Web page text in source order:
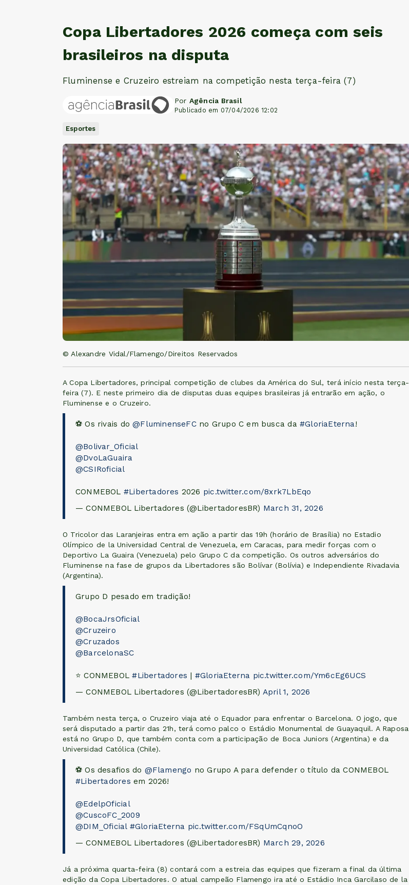
Copa Libertadores 2026 começa com seis
brasileiros na disputa
Fluminense e Cruzeiro estreiam na competição nesta terça-feira (7)
Por Agência Brasil
Publicado em 07/04/2026 12:02
Esportes
© Alexandre Vidal/Flamengo/Direitos Reservados
A Copa Libertadores, principal competição de clubes da América do Sul, terá início nesta terça-
feira (7). E neste primeiro dia de disputas duas equipes brasileiras já entrarão em ação, o
Fluminense e o Cruzeiro.
⚽ Os rivais do@FluminenseFCno Grupo C em busca da #GloriaEterna!
@Bolivar_Oficial
@DvoLaGuaira
@CSIRoficial
CONMEBOL #Libertadores 2026 pic.twitter.com/8xrk7LbEqo
— CONMEBOL Libertadores (@LibertadoresBR) March 31, 2026
O Tricolor das Laranjeiras entra em ação a partir das 19h (horário de Brasília) no Estadio
Olímpico de la Universidad Central de Venezuela, em Caracas, para medir forças com o
Deportivo La Guaira (Venezuela) pelo Grupo C da competição. Os outros adversários do
Fluminense na fase de grupos da Libertadores são Bolívar (Bolívia) e Independiente Rivadavia
(Argentina).
Grupo D pesado em tradição!
@BocaJrsOficial
@Cruzeiro
@Cruzados
@BarcelonaSC
⭐ CONMEBOL#Libertadores | #GloriaEterna pic.twitter.com/Ym6cEg6UCS
— CONMEBOL Libertadores (@LibertadoresBR) April 1, 2026
Também nesta terça, o Cruzeiro viaja até o Equador para enfrentar o Barcelona. O jogo, que
será disputado a partir das 21h, terá como palco o Estádio Monumental de Guayaquil. A Raposa
está no Grupo D, que também conta com a participação de Boca Juniors (Argentina) e da
Universidad Católica (Chile).
⚽ Os desafios do @Flamengo no Grupo A para defender o título da CONMEBOL
#Libertadores em 2026!
@EdelpOficial
@CuscoFC_2009
@DIM_Oficial #GloriaEterna pic.twitter.com/FSqUmCqnoO
— CONMEBOL Libertadores (@LibertadoresBR) March 29, 2026
Já a próxima quarta-feira (8) contará com a estreia das equipes que fizeram a final da última
edição da Copa Libertadores. O atual campeão Flamengo ira até o Estádio Inca Garcilaso de la